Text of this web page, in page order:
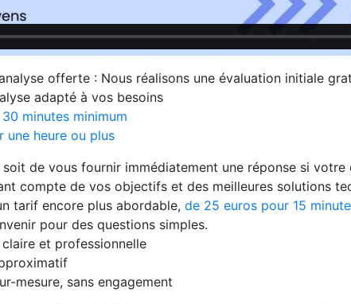
offerte : Nous réalisons une évaluation initiale
adapté à vos besoins
minutes minimum
une heure ou plus
de vous fournir immédiatement une réponse si
compte de vos objectifs et des meilleures solutions
tarif encore plus abordable, de 25 euros pour 15
pour des questions simples.
et professionnelle
mesure, sans engagement